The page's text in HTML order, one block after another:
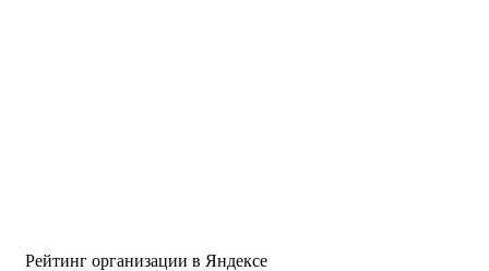
Рейтинг организации в Яндексе